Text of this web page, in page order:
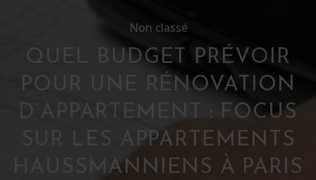
Non classé
QUEL BUDGET PRÉVOIR
POUR UNE RÉNOVATION
D’APPARTEMENT : FOCUS
SUR LES APPARTEMENTS
HAUSSMANNIENS À PARIS